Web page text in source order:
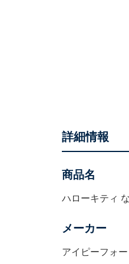
詳細情報
商品名
ハローキティ
メーカー
アイピーフォー